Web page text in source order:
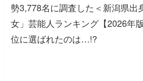
勢3,778名に調査した＜新潟県出
女」芸能人ランキング【2026年
位に選ばれたのは…!?